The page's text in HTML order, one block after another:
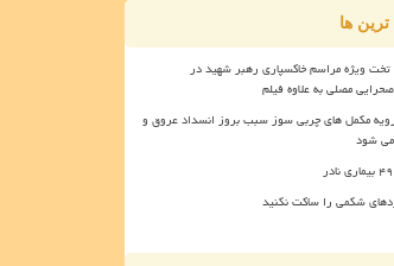
ترین ها
تجهیز 100 تخت ویژه مراسم خاکسپاری رهبر شهید در
مصلی به علاوه فیلم
مکمل های چربی سوز سبب بروز انسداد عروق و
شود
شکمی را ساکت نکنید